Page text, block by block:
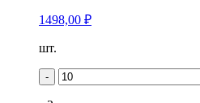
1498,00 ₽
Количество
Кронапласт
шт.
-